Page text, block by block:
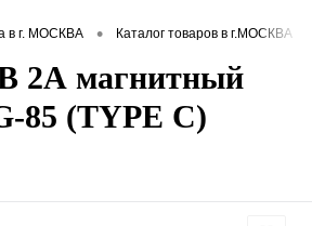
в г. МОСКВА • Каталог товаров в г.МОСКВА
2А магнитный
85 (TYPE C)